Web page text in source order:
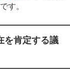
す。
を肯定する議